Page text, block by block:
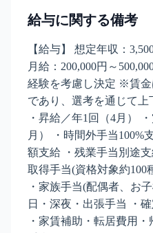
給与に関する備考
【給与】 想定年収：
月給：200,000円～
経験を考慮し決定 ※賃
であり、選考を通じて上
・昇給／年1回（4月）
月） ・時間外手当100%
額支給 ・残業手当別途
取得手当(資格対象約100
・家族手当(配偶者、お
日・深夜・出張手当 ・
・家賃補助・転居費用